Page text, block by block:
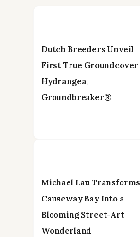
Dutch Breeders Unveil
First True Groundcover
Hydrangea,
Groundbreaker®
Michael Lau Transforms
Causeway Bay Into a
Blooming Street-Art
Wonderland